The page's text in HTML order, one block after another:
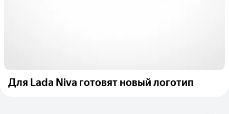
Для Lada Niva готовят новый логотип